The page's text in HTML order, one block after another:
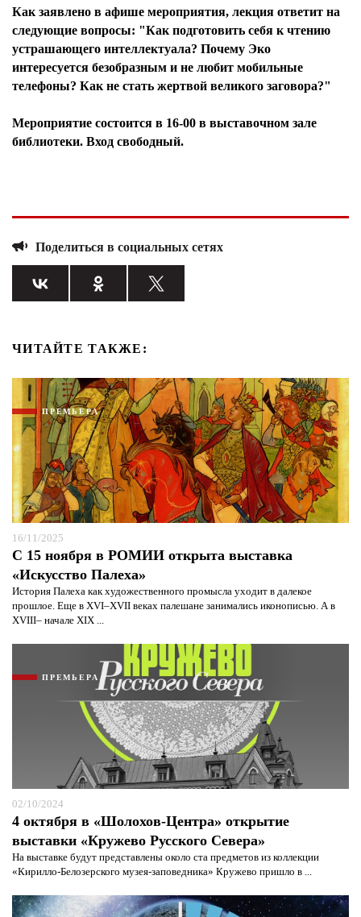
Как заявлено в афише мероприятия, лекция ответит на
следующие вопросы: "Как подготовить себя к чтению
устрашающего интеллектуала? Почему Эко
интересуется безобразным и не любит мобильные
телефоны? Как не стать жертвой великого заговора?"
Мероприятие состоится в 16-00 в выставочном зале
библиотеки. Вход свободный.
Поделиться в социальных сетях
ЧИТАЙТЕ ТАКЖЕ:
ПРЕМЬЕРА
16/11/2025
С 15 ноября в РОМИИ открыта выставка
«Искусство Палеха»
История Палеха как художественного промысла уходит в далекое
прошлое. Еще в XVI–XVII веках палешане занимались иконописью. А в
XVIII– начале XIX ...
ПРЕМЬЕРА
02/10/2024
4 октября в «Шолохов-Центра» открытие
выставки «Кружево Русского Севера»
На выставке будут представлены около ста предметов из коллекции
«Кирилло-Белозерского музея-заповедника» Кружево пришло в ...